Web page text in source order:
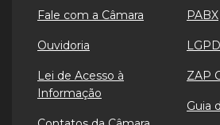
Fale com a Câmara
Ouvidoria
Lei de Acesso à
Informação
PABX
LGPD
ZAP
Guia